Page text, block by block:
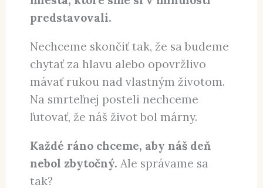
Predstavujeme si seba v budúcnosti
a dúfame, že keď sa raz obzrieme,
tak to bude aspoň približne z toho
miesta, ktoré sme si v minulosti
predstavovali.
Nechceme skončiť tak, že sa budeme
chytať za hlavu alebo opovržlivo
mávať rukou nad vlastným životom.
Na smrteľnej posteli nechceme